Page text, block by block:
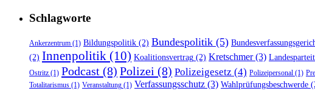
Schlagworte
Ankerzentrum (1) Bildungspolitik (2) Bundespolitik (5)
(2) Innenpolitik (10) Koalitionsvertrag (2) Kretschmer(3)
Ostritz (1) Podcast (8) Polizei (8) Polizeigesetz (4) Polizeipersonal (1)
Totalitarismus (1) Veranstaltung (1) Verfassungsschutz (3) Wahlprüfungsbeschwerde